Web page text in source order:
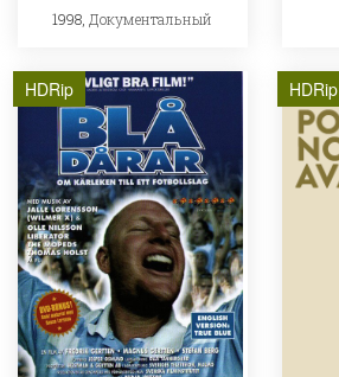
1998,Документальный
HDRip HDRip